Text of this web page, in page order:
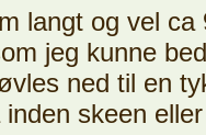
langt og vel
jeg kunne
ned til en
skeen